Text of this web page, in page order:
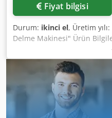
Fiyat bilgisi
Durum: ikinci el, Üretim yılı:
Delme Makinesi" Ürün
dijital Durum: Kullanılmış
Çalışma Alanı ve Boyutlar
Hareket Aralığı (X ekseni):
ayarlama olmadan): 720 x
Kapasite Maks. hidrolik
kN Maks. sac kalınlığı*: En
çapı: Ø 105 mm Vuruş